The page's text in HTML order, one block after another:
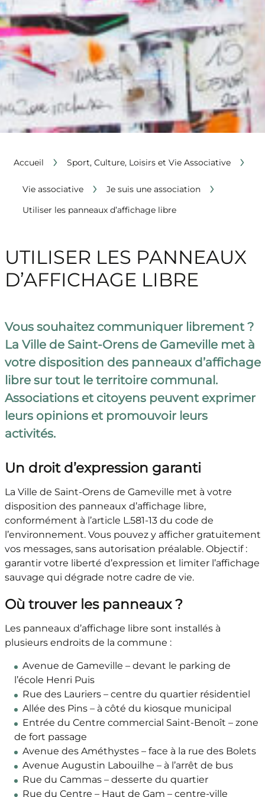
Accueil › Sport, Culture, Loisirs et Vie Associative ›
Vie associative › Je suis une association ›
Utiliser les panneaux d’affichage libre
UTILISER LES PANNEAUX
D’AFFICHAGE LIBRE
Vous souhaitez communiquer librement ?
La Ville de Saint-Orens de Gameville met à
votre disposition des panneaux d’affichage
libre sur tout le territoire communal.
Associations et citoyens peuvent exprimer
leurs opinions et promouvoir leurs
activités.
Un droit d’expression garanti
La Ville de Saint-Orens de Gameville met à votre
disposition des panneaux d’affichage libre,
conformément à l’article L.581-13 du code de
l’environnement. Vous pouvez y afficher gratuitement
vos messages, sans autorisation préalable. Objectif :
garantir votre liberté d’expression et limiter l’affichage
sauvage qui dégrade notre cadre de vie.
Où trouver les panneaux ?
Les panneaux d’affichage libre sont installés à
plusieurs endroits de la commune :
Avenue de Gameville – devant le parking de
l’école Henri Puis
Rue des Lauriers – centre du quartier résidentiel
Allée des Pins – à côté du kiosque municipal
Entrée du Centre commercial Saint-Benoît – zone
de fort passage
Avenue des Améthystes – face à la rue des Bolets
Avenue Augustin Labouilhe – à l’arrêt de bus
Rue du Cammas – desserte du quartier
Rue du Centre – Haut de Gam – centre-ville